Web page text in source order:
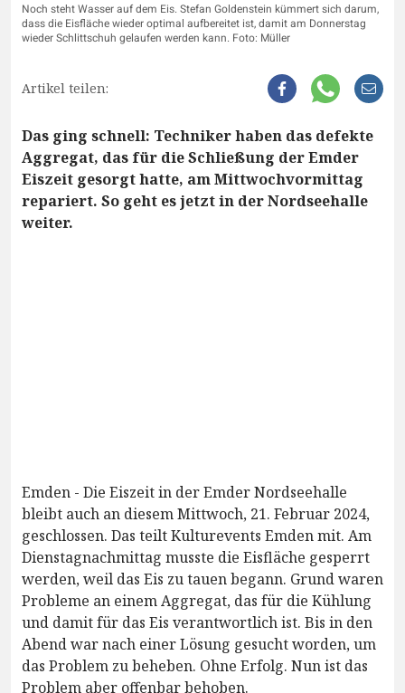
Noch steht Wasser auf dem Eis. Stefan Goldenstein kümmert sich darum,
dass die Eisfläche wieder optimal aufbereitet ist, damit am Donnerstag
wieder Schlittschuh gelaufen werden kann. Foto: Müller
Artikel teilen:
Das ging schnell: Techniker haben das defekte
Aggregat, das für die Schließung der Emder
Eiszeit gesorgt hatte, am Mittwochvormittag
repariert. So geht es jetzt in der Nordseehalle
weiter.
Emden - Die Eiszeit in der Emder Nordseehalle
bleibt auch an diesem Mittwoch, 21. Februar 2024,
geschlossen. Das teilt Kulturevents Emden mit. Am
Dienstagnachmittag musste die Eisfläche gesperrt
werden, weil das Eis zu tauen begann. Grund waren
Probleme an einem Aggregat, das für die Kühlung
und damit für das Eis verantwortlich ist. Bis in den
Abend war nach einer Lösung gesucht worden, um
das Problem zu beheben. Ohne Erfolg. Nun ist das
Problem aber offenbar behoben.